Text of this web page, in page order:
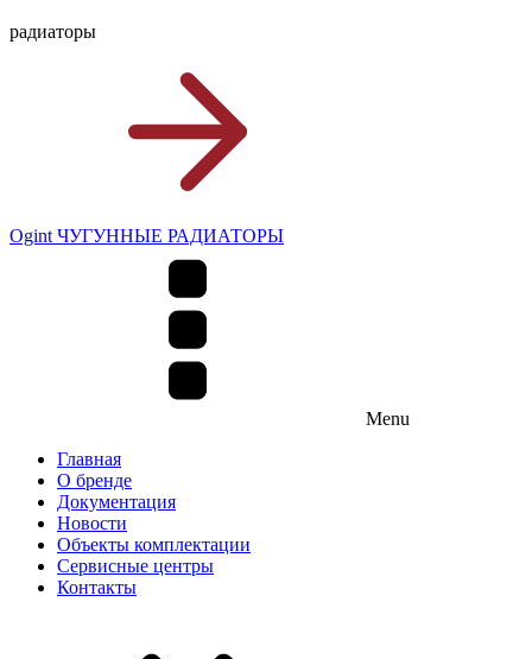
радиаторы
Ogint ЧУГУННЫЕ РАДИАТОРЫ
Menu
Главная
О бренде
Документация
Новости
Объекты комплектации
Сервисные центры
Контакты